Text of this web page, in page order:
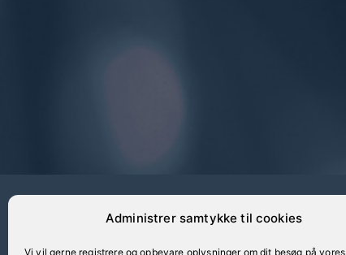
Administrer samtykke til cookies
Vi vil gerne registrere og opbevare oplysninger om dit besøg på vores